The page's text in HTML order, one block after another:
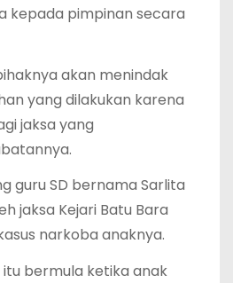
kepada pimpinan secara
akan menindak
yang dilakukan karena
jaksa yang
guru SD bernama Sarlita
jaksa Kejari Batu Bara
narkoba anaknya.
bermula ketika anak